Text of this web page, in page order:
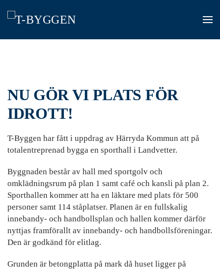
to
NU GÖR VI PLATS FÖR
IDROTT!
T-Byggen har fått i uppdrag av Härryda Kommun att på
totalentreprenad bygga en sporthall i Landvetter.
Byggnaden består av hall med sportgolv och
omklädningsrum på plan 1 samt café och kansli på plan 2.
Sporthallen kommer att ha en läktare med plats för 500
personer samt 114 ståplatser. Planen är en fullskalig
innebandy- och handbollsplan och hallen kommer därför
nyttjas framförallt av innebandy- och handbollsföreningar.
Den är godkänd för elitlag.
Grunden är betongplatta på mark då huset ligger på